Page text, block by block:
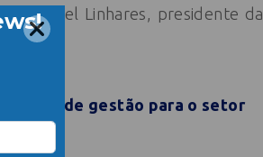
Manoel Linhares, presidente da
de gestão para o setor